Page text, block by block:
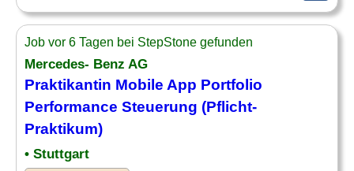
Job vor 6 Tagen bei StepStone gefunden
Mercedes- Benz AG
Praktikantin Mobile App Portfolio
Performance Steuerung (Pflicht-
Praktikum)
• Stuttgart